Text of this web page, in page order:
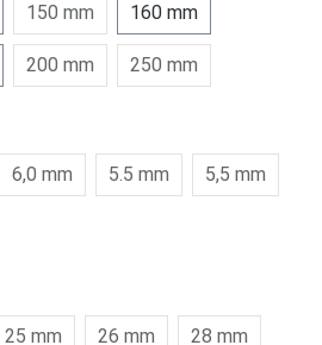
150 mm 160 mm
200 mm 250 mm
6,0 mm 5.5 mm 5,5 mm
25 mm 26 mm 28 mm